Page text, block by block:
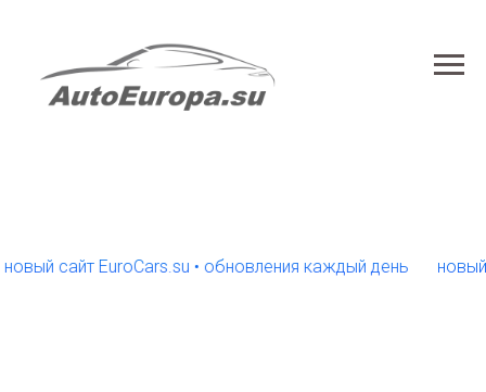
сайт EuroCars.su • обновления каждый день новый